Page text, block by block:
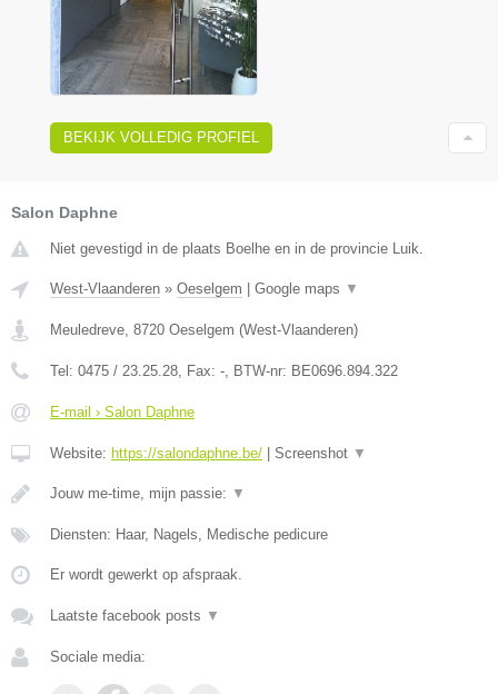
BEKIJK VOLLEDIG PROFIEL
Salon Daphne
Niet gevestigd in de plaats Boelhe en in de provincie Luik.
West-Vlaanderen » Oeselgem Google maps ▼
Meuledreve, 8720 Oeselgem (West-Vlaanderen)
Tel: 0475 / 23.25.28, Fax: -, BTW-nr: BE0696.894.322
E-mail › Salon Daphne
Website: https://salondaphne.be/ Screenshot ▼
Jouw me-time, mijn passie: ▼
Diensten: Haar, Nagels, Medische pedicure
Er wordt gewerkt op afspraak.
Laatste facebook posts ▼
Sociale media: